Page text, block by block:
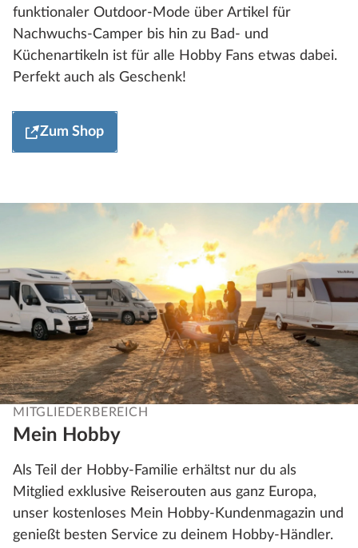
funktionaler Outdoor-Mode über Artikel für
Nachwuchs-Camper bis hin zu Bad- und
Küchenartikeln ist für alle Hobby Fans etwas dabei.
Perfekt auch als Geschenk!
Zum Shop
MITGLIEDERBEREICH
Mein Hobby
Als Teil der Hobby-Familie erhältst nur du als
Mitglied exklusive Reiserouten aus ganz Europa,
unser kostenloses Mein Hobby-Kundenmagazin und
genießt besten Service zu deinem Hobby-Händler.